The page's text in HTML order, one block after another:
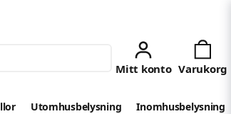
Utomhusbelysning Inomhusbelysning